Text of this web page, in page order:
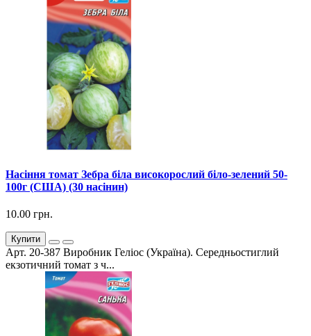
Насіння томат Зебра біла високорослий біло-зелений 50-
100г (США) (30 насінин)
10.00 грн.
Купити
Арт. 20-387 Виробник Геліос (Україна). Середньостиглий
екзотичний томат з ч...